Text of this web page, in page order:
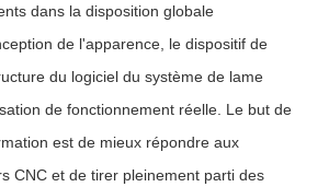
dans la disposition globale
de l'apparence, le dispositif de
du logiciel du système de lame
de fonctionnement réelle. Le but de
est de mieux répondre aux
CNC et de tirer pleinement parti des